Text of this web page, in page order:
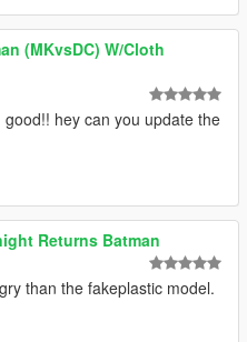
(MKvsDC) W/Cloth
good!! hey can you update the
Returns Batman
than the fakeplastic model.